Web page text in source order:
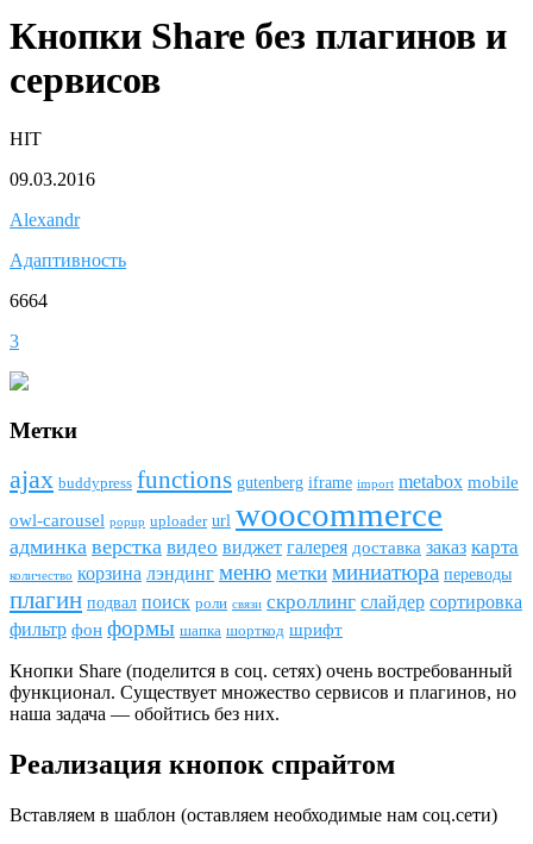
Кнопки Share без плагинов и
сервисов
HIT
09.03.2016
Alexandr
Адаптивность
6664
3
Метки
ajax buddypress funсtions gutenberg iframe import metabox mobile
owl-carousel popup uploader url woocommerce
админка верстка видео виджет галерея доставка заказ карта
количество корзина лэндинг меню метки миниатюра переводы
плагин подвал поиск роли связи скроллинг слайдер сортировка
фильтр фон формы шапка шорткод шрифт
Кнопки Share (поделится в соц. сетях) очень востребованный
функционал. Существует множество сервисов и плагинов, но
наша задача — обойтись без них.
Реализация кнопок спрайтом
Вставляем в шаблон (оставляем необходимые нам соц.сети)